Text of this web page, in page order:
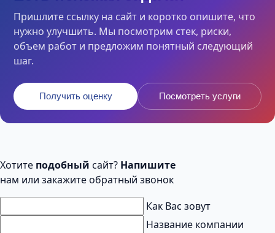
Пришлите ссылку на сайт и коротко опишите, что
нужно улучшить. Мы посмотрим стек, риски,
объем работ и предложим понятный следующий
шаг.
Получить оценку Посмотреть услуги
Хотите подобный сайт? Напишите
нам или закажите обратный звонок
Как Вас зовут
Название компании